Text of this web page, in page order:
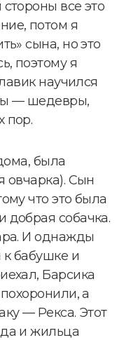
все это
потом я
сына, но это
поэтому я
научился
— шедевры,
пор.
была
овчарка). Сын
что это была
добрая собачка.
И однажды
к бабушке и
Барсика
а
— Рекса. Этот
и жильца